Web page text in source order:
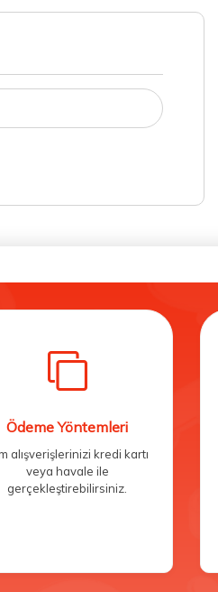
Ödeme Yöntemleri
alışverişlerinizi kredi kartı
veya havale ile
gerçekleştirebilirsiniz.